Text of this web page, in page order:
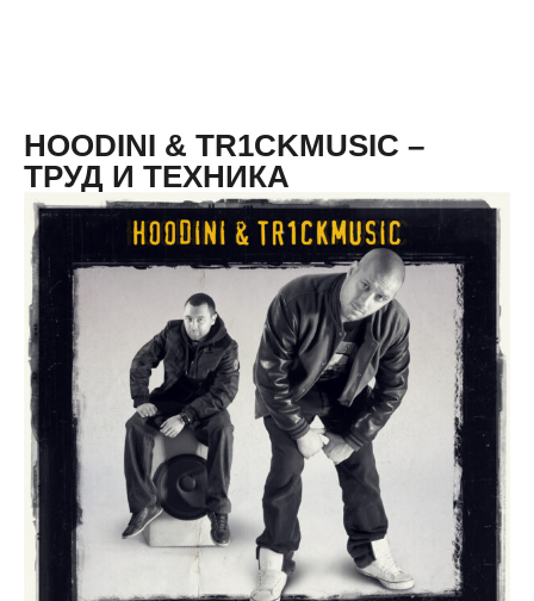
HOODINI & TR1CKMUSIC –
ТРУД И ТЕХНИКА